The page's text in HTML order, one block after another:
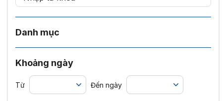
Danh mục
Khoảng ngày
Từ Đến ngày